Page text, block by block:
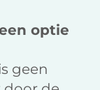
optie
geen